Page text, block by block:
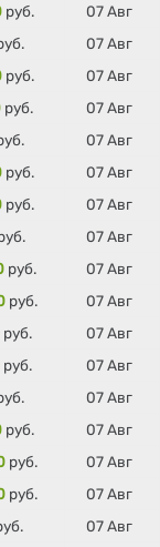
руб.
07 Авг
07 Авг
руб.
07 Авг
руб.
07 Авг
07 Авг
руб.
07 Авг
руб.
07 Авг
07 Авг
руб.
07 Авг
руб.
07 Авг
руб.
07 Авг
руб.
07 Авг
07 Авг
руб.
07 Авг
руб.
07 Авг
руб.
07 Авг
07 Авг